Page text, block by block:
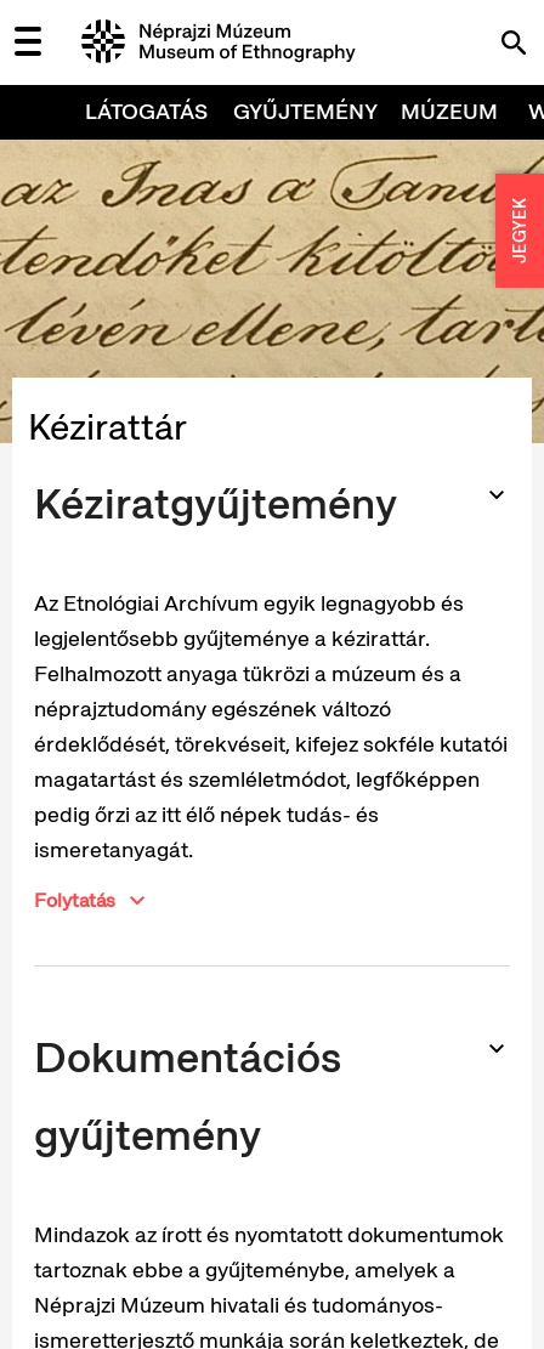
LÁTOGATÁS GYŰJTEMÉNY MÚZEUM
Kézirattár
Kéziratgyűjtemény
Az Etnológiai Archívum egyik legnagyobb és
legjelentősebb gyűjteménye a kézirattár.
Felhalmozott anyaga tükrözi a múzeum és a
néprajztudomány egészének változó
érdeklődését, törekvéseit, kifejez sokféle kutatói
magatartást és szemléletmódot, legfőképpen
pedig őrzi az itt élő népek tudás- és
ismeretanyagát.
Folytatás
Dokumentációs
gyűjtemény
Mindazok az írott és nyomtatott dokumentumok
tartoznak ebbe a gyűjteménybe, amelyek a
Néprajzi Múzeum hivatali és tudományos-
ismeretterjesztő munkája során keletkeztek, de
JEGYEK